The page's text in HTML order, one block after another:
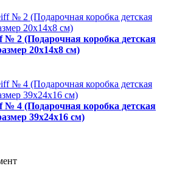
№ 2 (Подарочная коробка детская
20x14x8 см)
№ 4 (Подарочная коробка детская
39x24x16 см)